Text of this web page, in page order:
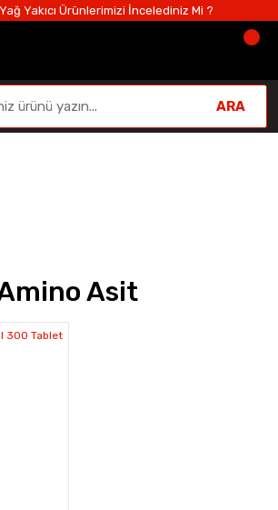
Yakıcı Ürünlerimizi İncelediniz Mi ?
ARA
Asit